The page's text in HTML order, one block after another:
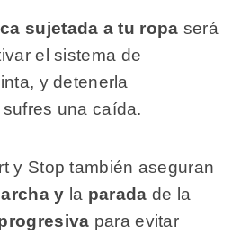
sujetada a tu ropa será
el sistema de
y detenerla
una caída.
y Stop también aseguran
y la parada de la
para evitar